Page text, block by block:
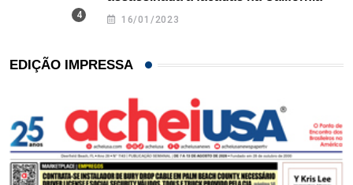
16/01/2023
EDIÇÃO IMPRESSA